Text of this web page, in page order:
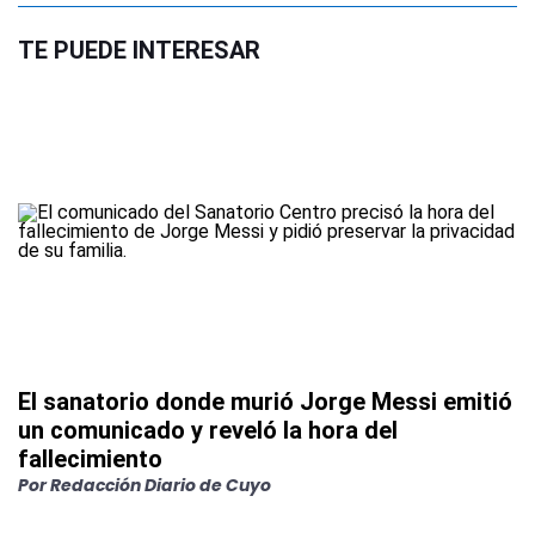
TE PUEDE INTERESAR
El sanatorio donde murió Jorge Messi emitió
un comunicado y reveló la hora del
fallecimiento
PorRedacción Diario de Cuyo